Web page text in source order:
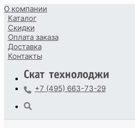
О компании
Каталог
Скидки
Оплата заказа
Доставка
Контакты
+7 (495) 663-73-29